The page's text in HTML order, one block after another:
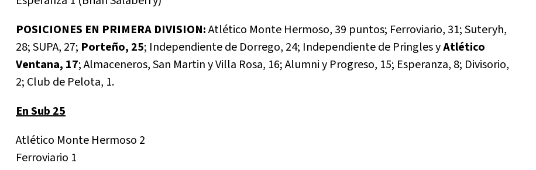
POSICIONES EN PRIMERA DIVISION:Atlético Monte Hermoso, 39 puntos; Ferroviario, 31; Suteryh,
28; SUPA, 27; Porteño, 25; Independiente de Dorrego, 24; Independiente de Pringles yAtlético
Ventana, 17; Almaceneros, San Martin y Villa Rosa, 16; Alumni y Progreso, 15; Esperanza, 8; Divisorio,
2; Club de Pelota, 1.
En Sub 25
Atlético Monte Hermoso 2
Ferroviario 1